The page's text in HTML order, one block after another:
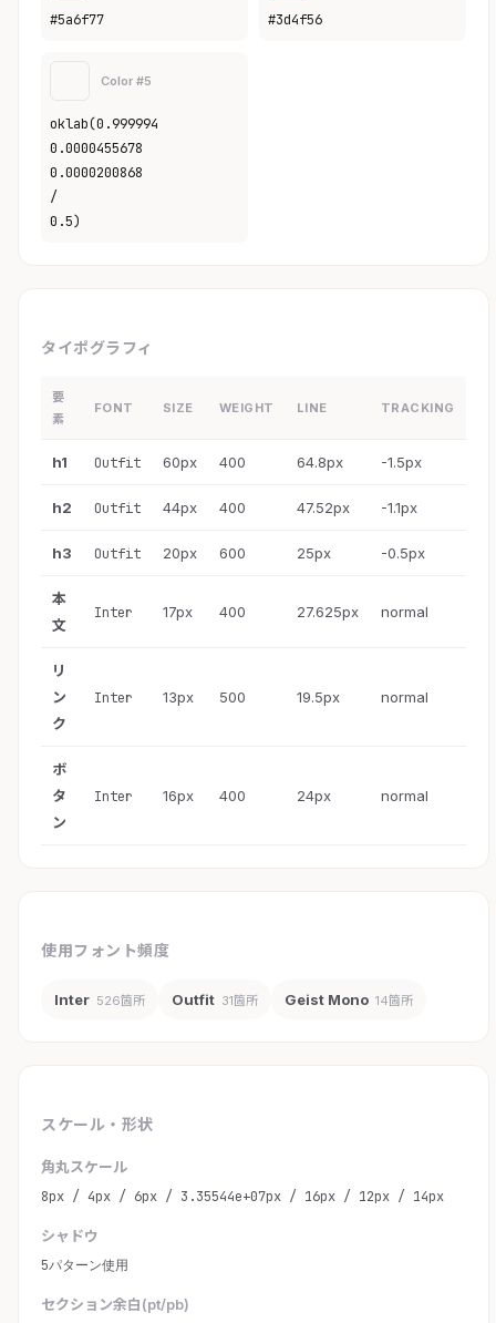
#5a6f77 #3d4f56
Color #5
oklab(0.999994
0.0000455678
0.0000200868
/
0.5)
タイポグラフィ
要
素
FONT SIZE WEIGHT LINE TRACKING
h1 Outfit 60px 400 64.8px -1.5px
h2 Outfit 44px 400 47.52px -1.1px
h3 Outfit 20px 600 25px -0.5px
本
文
Inter 17px 400 27.625px normal
リ
ン
ク
Inter 13px 500 19.5px normal
ボ
タ
ン
Inter 16px 400 24px normal
使用フォント頻度
Inter 526箇所 Outfit 31箇所 Geist Mono 14箇所
スケール・形状
角丸スケール
8px / 4px / 6px / 3.35544e+07px / 16px / 12px / 14px
シャドウ
5パターン使用
セクション余白(pt/pb)